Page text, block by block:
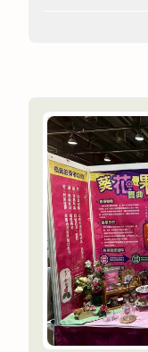
全
國
技
能
競
賽
南
區
分
區
賽
~
本
校
餐
飲
服
務
選